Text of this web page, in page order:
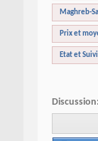
Maghreb-
Prix et
Etat et
Discussion: